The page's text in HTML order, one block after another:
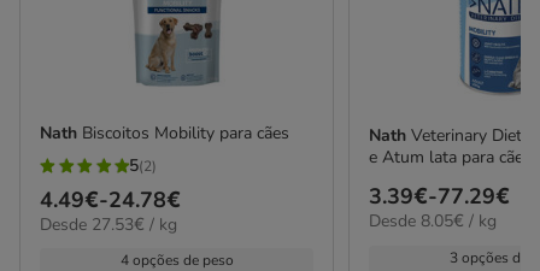
Nath Biscoitos Mobility para cães
5
estrelas
com
5(2)
Preço
de
4.49€-24.78€
27.53€
Desde 27.53€ / kg
4 opções de peso
NathVeterinary Diets
e Atum lata para cães
Preço
de
3.39€-77.29€
8.05€
Desde 8.05€ / kg
3 opções de